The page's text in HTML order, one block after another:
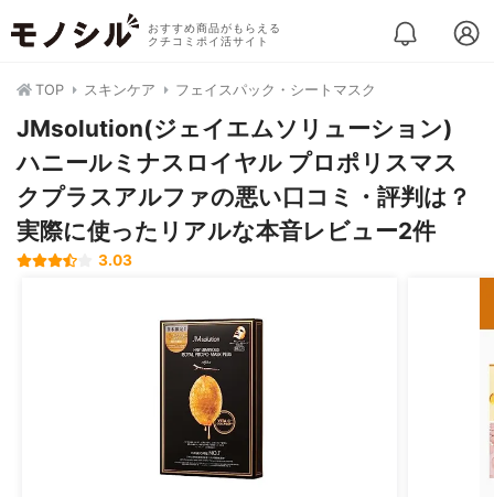
おすすめ商品がもらえる
クチコミポイ活サイト
TOP スキンケア フェイスパック・シートマスク
JMsolution(ジェイエムソリューション)
ハニールミナスロイヤル プロポリスマス
クプラスアルファの悪い口コミ・評判は？
実際に使ったリアルな本音レビュー2件
3.03